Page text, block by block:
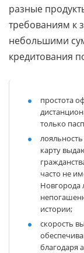
разные
требованиям к
небольшими
кредитования
простота
только
карту
часто не
Новгорода
истории;
скорость
благодаря